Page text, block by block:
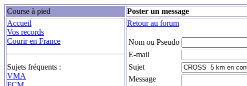
Course à pied
Poster un message
Accueil
Vos records
Courir en France
Sujets fréquents :
VMA
Retour au forum
Nom ou Pseudo
E-mail
Sujet
Message